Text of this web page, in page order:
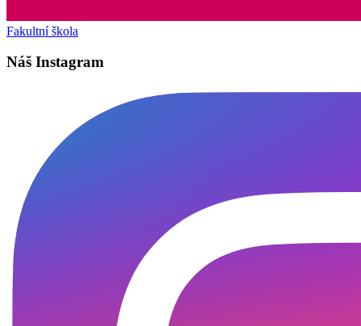
Fakultní škola
Náš Instagram